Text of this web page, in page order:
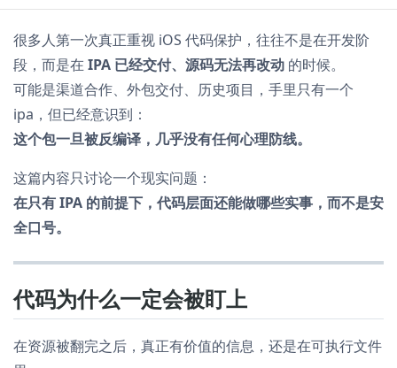
很多人第一次真正重视 iOS 代码保护，往往不是在开发阶
段，而是在 IPA 已经交付、源码无法再改动 的时候。
可能是渠道合作、外包交付、历史项目，手里只有一个
ipa，但已经意识到：
这个包一旦被反编译，几乎没有任何心理防线。
这篇内容只讨论一个现实问题：
在只有 IPA 的前提下，代码层面还能做哪些实事，而不是安
全口号。
代码为什么一定会被盯上
在资源被翻完之后，真正有价值的信息，还是在可执行文件